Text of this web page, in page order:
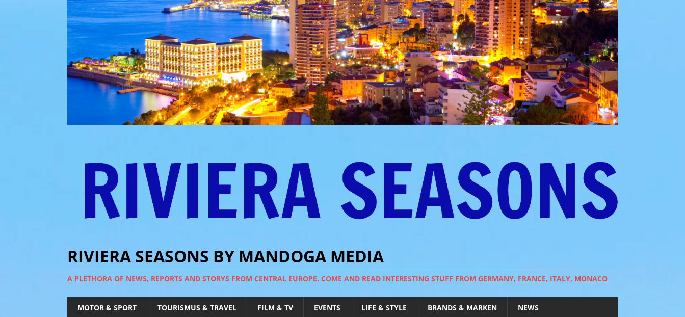
RIVIERA SEASONS BY MANDOGA MEDIA
A PLETHORA OF NEWS, REPORTS AND STORYS FROM CENTRAL EUROPE. COME AND READ INTERESTING STUFF FROM GERMANY, FRANCE, ITALY, MONACO
MOTOR & SPORT TOURISMUS & TRAVEL FILM & TV EVENTS LIFE & STYLE BRANDS & MARKEN NEWS